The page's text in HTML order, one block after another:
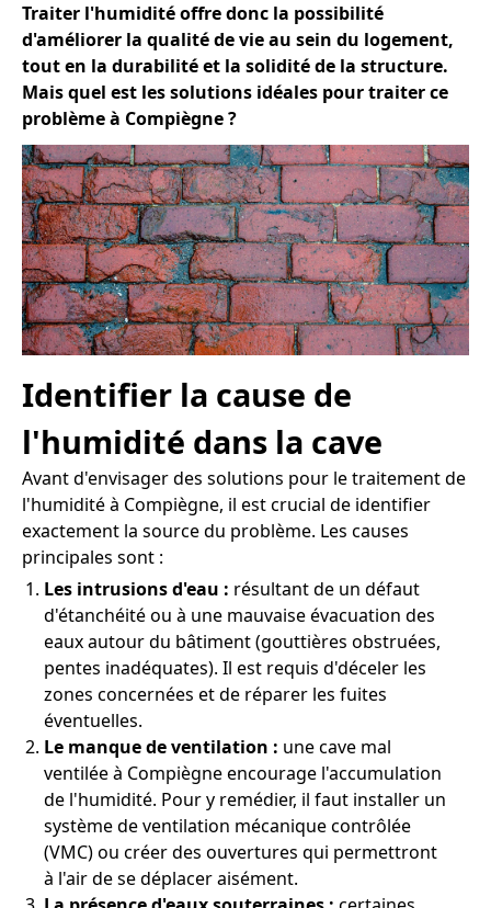
Traiter l'humidité offre donc la possibilité
d'améliorer la qualité de vie au sein du logement,
tout en la durabilité et la solidité de la structure.
Mais quel est les solutions idéales pour traiter ce
problème à Compiègne ?
Identifier la cause de
l'humidité dans la cave
Avant d'envisager des solutions pour le traitement de
l'humidité à Compiègne, il est crucial de identifier
exactement la source du problème. Les causes
principales sont :
Les intrusions d'eau : résultant de un défaut
d'étanchéité ou à une mauvaise évacuation des
eaux autour du bâtiment (gouttières obstruées,
pentes inadéquates). Il est requis d'déceler les
zones concernées et de réparer les fuites
éventuelles.
Le manque de ventilation : une cave mal
ventilée à Compiègne encourage l'accumulation
de l'humidité. Pour y remédier, il faut installer un
système de ventilation mécanique contrôlée
(VMC) ou créer des ouvertures qui permettront
à l'air de se déplacer aisément.